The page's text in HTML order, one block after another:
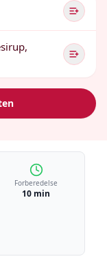
Forberedelse
10 min